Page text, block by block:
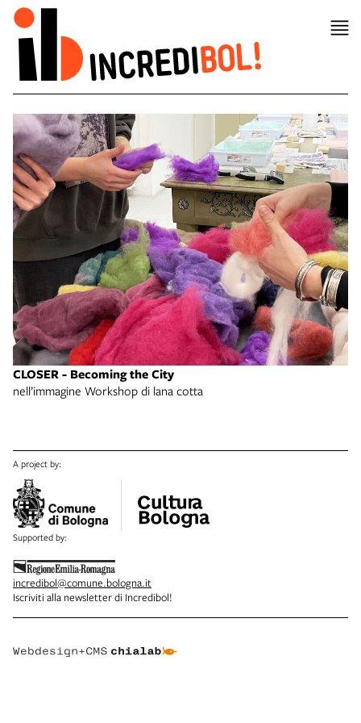
CLOSER - Becoming the City
nell’immagine Workshop di lana cotta
A project by:
Supported by:
incredibol@comune.bologna.it
Iscriviti alla newsletter di Incredibol!